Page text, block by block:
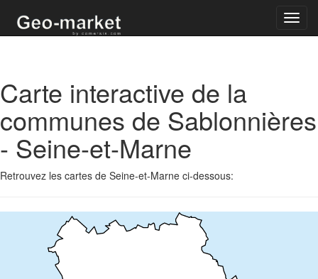
Carte interactive de la
communes de Sablonnières
- Seine-et-Marne
Retrouvez les cartes de Seine-et-Marne ci-dessous: